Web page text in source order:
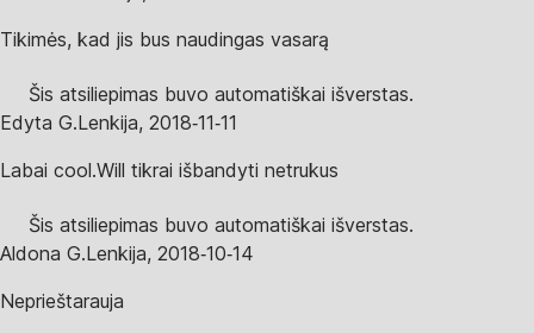
Tikimės, kad jis bus naudingas vasarą
Šis atsiliepimas buvo automatiškai išverstas.
Edyta G.Lenkija, 2018‑11‑11
Labai cool.Will tikrai išbandyti netrukus
Šis atsiliepimas buvo automatiškai išverstas.
Aldona G.Lenkija, 2018‑10‑14
Neprieštarauja